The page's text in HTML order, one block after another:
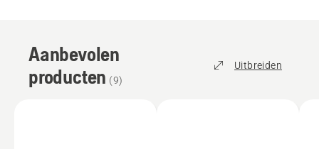
Aanbevolen
producten (9)
Uitbreiden